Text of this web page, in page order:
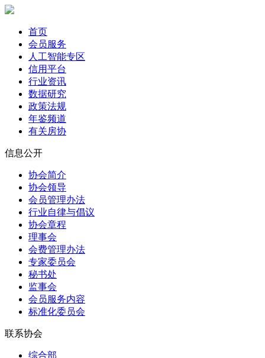
首页
会员服务
人工智能专区
信用平台
行业资讯
数据研究
政策法规
年鉴频道
有关房协
信息公开
协会简介
协会领导
会员管理办法
行业自律与倡议
协会章程
理事会
会费管理办法
专家委员会
秘书处
监事会
会员服务内容
标准化委员会
联系协会
综合部